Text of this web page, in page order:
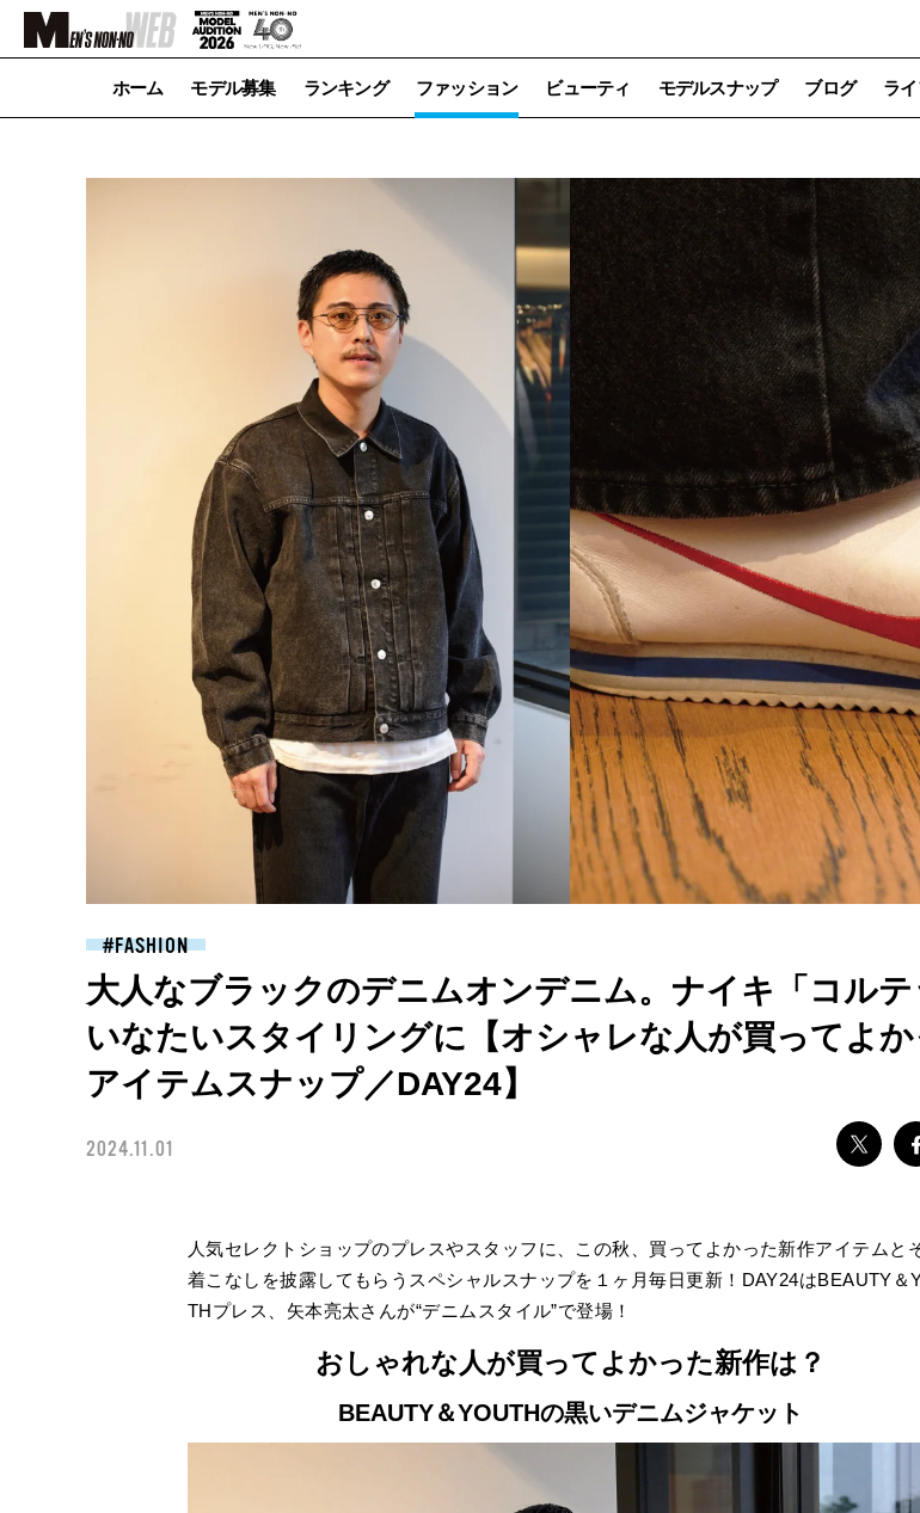
ホーム モデル募集 ランキング ファッション ビューティ モデルスナップ ブログ ラ
FASHION
大人なブラックのデニムオンデニム。ナイキ「コル
いなたいスタイリングに【オシャレな人が買ってよ
アイテムスナップ／DAY24】
2024.11.01
人気セレクトショップのプレスやスタッフに、この秋、買ってよかった新作アイテムと
着こなしを披露してもらうスペシャルスナップを１ヶ月毎日更新！DAY24はBEAUTY＆
THプレス、矢本亮太さんが“デニムスタイル”で登場！
おしゃれな人が買ってよかった新作は？
BEAUTY＆YOUTHの黒いデニムジャケット